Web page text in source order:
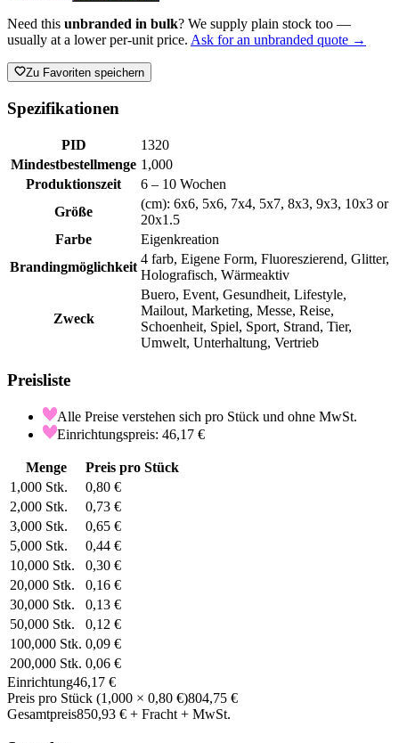
Need this unbranded in bulk? We supply plain stock too —
usually at a lower per-unit price. Ask for an unbranded quote →
Zu Favoriten speichern
Spezifikationen
PID
1320
Mindestbestellmenge 1,000
Produktionszeit
6 – 10 Wochen
Größe
(cm): 6x6, 5x6, 7x4, 5x7, 8x3, 9x3, 10x3 or
20x1.5
Farbe
Eigenkreation
Brandingmöglichkeit
4 farb, Eigene Form, Fluoreszierend, Glitter,
Holografisch, Wärmeaktiv
Zweck
Buero, Event, Gesundheit, Lifestyle,
Mailout, Marketing, Messe, Reise,
Schoenheit, Spiel, Sport, Strand, Tier,
Umwelt, Unterhaltung, Vertrieb
Preisliste
Alle Preise verstehen sich pro Stück und ohne MwSt.
Einrichtungspreis: 46,17 €
Menge
Preis pro Stück
1,000 Stk.
0,80 €
2,000 Stk.
0,73 €
3,000 Stk.
0,65 €
5,000 Stk.
0,44 €
10,000 Stk.
0,30 €
20,000 Stk.
0,16 €
30,000 Stk.
0,13 €
50,000 Stk.
0,12 €
100,000 Stk. 0,09 €
200,000 Stk. 0,06 €
Einrichtung46,17 €
Preis pro Stück (1,000 × 0,80 €)804,75 €
Gesamtpreis850,93 € + Fracht + MwSt.